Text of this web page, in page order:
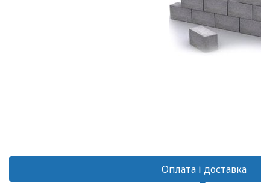
Оплата і доставка